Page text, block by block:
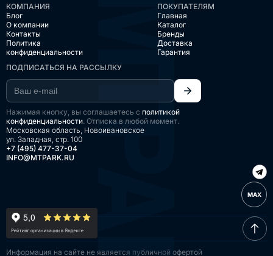
КОМПАНИЯ
Блог
О компании
Контакты
Политика
конфиденциальности
ПОКУПАТЕЛЯМ
Главная
Каталог
Бренды
Доставка
Гарантия
ПОДПИСАТЬСЯ НА РАССЫЛКУ
Нажимая кнопку, вы соглашаетесь с политикой
конфиденциальности. Отписка в любой момент.
Московская область, Новоивановское
ул. Западная, стр. 100
+7 (495) 477-37-04
INFO@MTPARK.RU
MAX
Информация на сайте не является публичной офертой